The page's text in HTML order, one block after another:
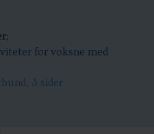
for voksne med
3 sider